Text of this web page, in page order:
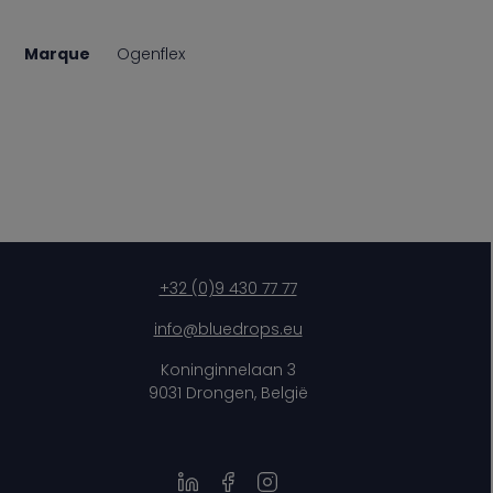
Marque Ogenflex
+32 (0)9 430 77 77
info@bluedrops.eu
Koninginnelaan 3
9031 Drongen, België